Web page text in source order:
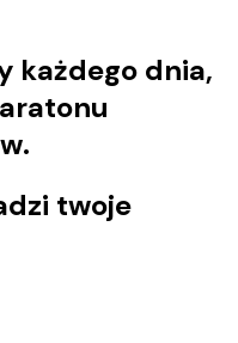
każdego dnia,
twoje